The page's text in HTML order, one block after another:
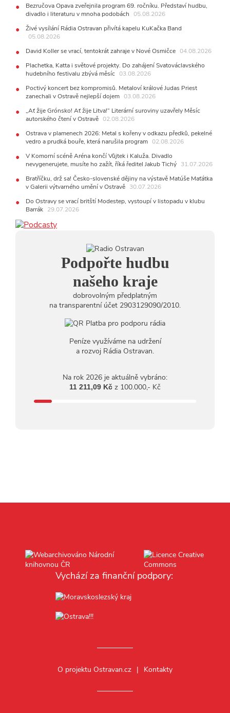
28.07.2026
15:51
20:44
Zemřela ostravská baletka Vlasta Pavelcová,
držitelka Ceny Thálie za celoživotní mistrovství
10:06
Ladná Čeladná nabídne Olympic, Langerovou i
Kirschner, návštěvníci nově zaplatí už jen pomocí čipů
24.07.2026
17:06
Zpěvačka Tanja vydala nové EP Plamen
22.07.2026
10:02
Kapela Midnight v Rádiu Ostravan: Od minulého
roku jsme upgradovali naši show AUDIO
20:09
Na Novou Osmičku míří Bára Zmeková Trio. Výrazná
osobnost české alternativní scény zahraje ve Frýdku-Místku
14:01
Hostem živého vysílání Rádia Ostravan bude herec
Dušan Urban
20.07.2026
18.07.2026
Pimprléto promění areál Divadla loutek Ostrava v
letní centrum umění, tvoření a sousedských setkání
Bezručova Opava zveřejnila program 69. ročníku. Představí hudbu,
divadlo i literaturu v mnoha podobách 05.08.2026
Živé vysílání Rádia Ostravan přivítá kapelu KuKačka Band
05.08.2026
David Koller se vrací, tentokrát zahraje v Nové Osmičce 04.08.2026
Plachetka, Katta i světové projekty. Do zahájení Svatováclavského
hudebního festivalu zbývá měsíc 03.08.2026
Poctivý koncert bez kompromisů. Metaloví králové Judas Priest
zanechali v Ostravě nejlepší dojem 03.08.2026
„Ať žije Grónsko! Ať žije Litva!“ Literární suroviny uzavřely Měsíc
autorského čtení v Ostravě 02.08.2026
Ostrava v plamenech 2026: Metal s kořeny v odkazu předků, pekelné
vedro a prudká bouře, která narušila program 02.08.2026
V Komorní scéně Aréna končí Vůjtek i Kaluža. Divadlo
nevygenerujete, musíte ho zažít, říká ředitel Jakub Tichý 31.07.2026
Bratříčku, drž sa! Česko-slovenské dějiny na výstavě Matúše Maťátka
v Galerii výtvarného umění v Ostravě 30.07.2026
Do Ostravy se vrací britští Modestep, vystoupí v listopadu v klubu
Barrák 29.07.2026
Podpořte hudbu
našeho kraje
dobrovolným předplatným
na transparentní účet 2903129090/2010.
Peníze využíváme na udržení
a rozvoj Rádia Ostravan.
Na rok 2026 je aktuálně vybráno:
11 211,09 Kč z 100.000,- Kč
Vychází za finanční podpory:
O projektu Ostravan.cz Kontakty